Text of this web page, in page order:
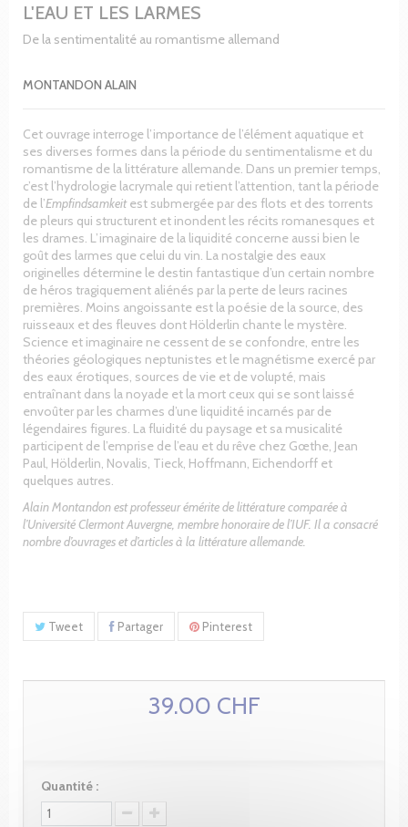
L'EAU ET LES LARMES
De la sentimentalité au romantisme allemand
MONTANDON ALAIN
Cet ouvrage interroge l’importance de l’élément aquatique et
ses diverses formes dans la période du sentimentalisme et du
romantisme de la littérature allemande. Dans un premier temps,
c’est l’hydrologie lacrymale qui retient l’attention, tant la période
de l’Empfindsamkeitest submergée par des flots et des torrents
de pleurs qui structurent et inondent les récits romanesques et
les drames. L’imaginaire de la liquidité concerne aussi bien le
goût des larmes que celui du vin. La nostalgie des eaux
originelles détermine le destin fantastique d’un certain nombre
de héros tragiquement aliénés par la perte de leurs racines
premières. Moins angoissante est la poésie de la source, des
ruisseaux et des fleuves dont Hölderlin chante le mystère.
Science et imaginaire ne cessent de se confondre, entre les
théories géologiques neptunistes et le magnétisme exercé par
des eaux érotiques, sources de vie et de volupté, mais
entraînant dans la noyade et la mort ceux qui se sont laissé
envoûter par les charmes d’une liquidité incarnés par de
légendaires figures. La fluidité du paysage et sa musicalité
participent de l’emprise de l’eau et du rêve chez Gœthe, Jean
Paul, Hölderlin, Novalis, Tieck, Hoffmann, Eichendorff et
quelques autres.
Alain Montandon est professeur émérite de littérature comparée à
l’Université Clermont Auvergne, membre honoraire de l’IUF. Il a consacré
nombre d’ouvrages et d’articles à la littérature allemande.
Tweet Partager Pinterest
39.00 CHF
Quantité :